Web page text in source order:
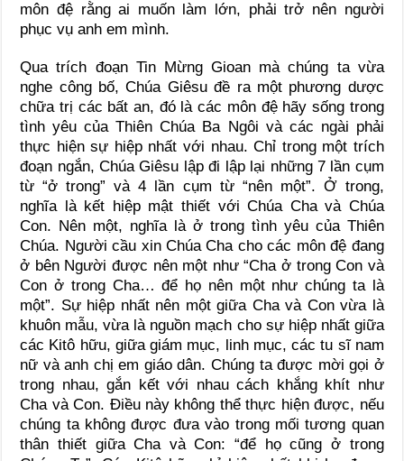
môn đệ rằng ai muốn làm lớn, phải trở nên người
phục vụ anh em mình.
Qua trích đoạn Tin Mừng Gioan mà chúng ta vừa
nghe công bố, Chúa Giêsu đề ra một phương dược
chữa trị các bất an, đó là các môn đệ hãy sống trong
tình yêu của Thiên Chúa Ba Ngôi và các ngài phải
thực hiện sự hiệp nhất với nhau. Chỉ trong một trích
đoạn ngắn, Chúa Giêsu lập đi lập lại những 7 lần cụm
từ “ở trong” và 4 lần cụm từ “nên một”. Ở trong,
nghĩa là kết hiệp mật thiết với Chúa Cha và Chúa
Con. Nên một, nghĩa là ở trong tình yêu của Thiên
Chúa. Người cầu xin Chúa Cha cho các môn đệ đang
ở bên Người được nên một như “Cha ở trong Con và
Con ở trong Cha… để họ nên một như chúng ta là
một”. Sự hiệp nhất nên một giữa Cha và Con vừa là
khuôn mẫu, vừa là nguồn mạch cho sự hiệp nhất giữa
các Kitô hữu, giữa giám mục, linh mục, các tu sĩ nam
nữ và anh chị em giáo dân. Chúng ta được mời gọi ở
trong nhau, gắn kết với nhau cách khắng khít như
Cha và Con. Điều này không thể thực hiện được, nếu
chúng ta không được đưa vào trong mối tương quan
thân thiết giữa Cha và Con: “để họ cũng ở trong